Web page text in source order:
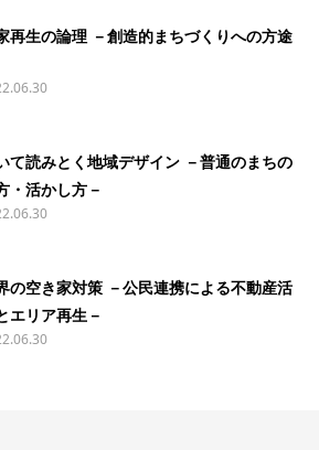
再生の論理 －創造的まちづくりへの方途
て読みとく地域デザイン －普通のまちの
・活かし方－
の空き家対策 －公民連携による不動産活
エリア再生－